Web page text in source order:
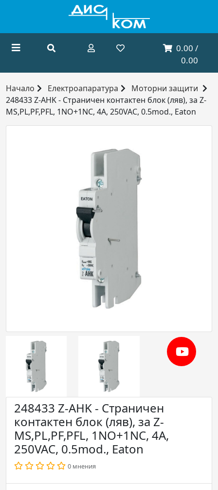
0.00 /
0.00
Начало Електроапаратура
Моторни защити
248433 Z-AHK - Страничен контактен блок (ляв), за Z-
MS,PL,PF,PFL, 1NO+1NC, 4A, 250VAC, 0.5mod., Eaton
248433 Z-AHK - Страничен
контактен блок (ляв), за Z-
MS,PL,PF,PFL, 1NO+1NC, 4A,
250VAC, 0.5mod., Eaton
0 мнения